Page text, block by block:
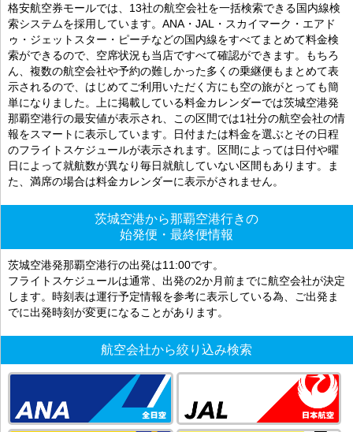
格安航空券モールでは、13社の航空会社を一括検索できる国内線検
索システムを採用しています。ANA・JAL・スカイマーク・エアド
ゥ・ジェットスター・ピーチなどの国内線をすべてまとめて料金検
索ができるので、空席状況も当店ですべて確認ができます。もちろ
ん、複数の航空会社や予約の難しかった多くの乗継便もまとめて表
示されるので、はじめてご利用いただく方にも空の旅がとっても簡
単になりました。上に掲載している料金カレンダーでは茨城空港発
那覇空港行の最安値が表示され、この区間では1社分の航空会社の情
報をスマートに表示しています。日付または料金を選ぶとその日程
のフライトスケジュールが表示されます。区間によっては日付や曜
日によって就航数が異なり毎日就航していない区間もあります。ま
た、満席の場合は料金カレンダーに表示がされません。
茨城空港から那覇空港行きの
始発便・最終便情報
茨城空港発那覇空港行の出発は11:00です。
フライトスケジュールは通常、出発の2か月前までに航空会社が決定
します。時刻表は運行予定情報を参考に表示している為、ご出発ま
でに出発時刻が変更になることがあります。
航空会社から絞り込み検索